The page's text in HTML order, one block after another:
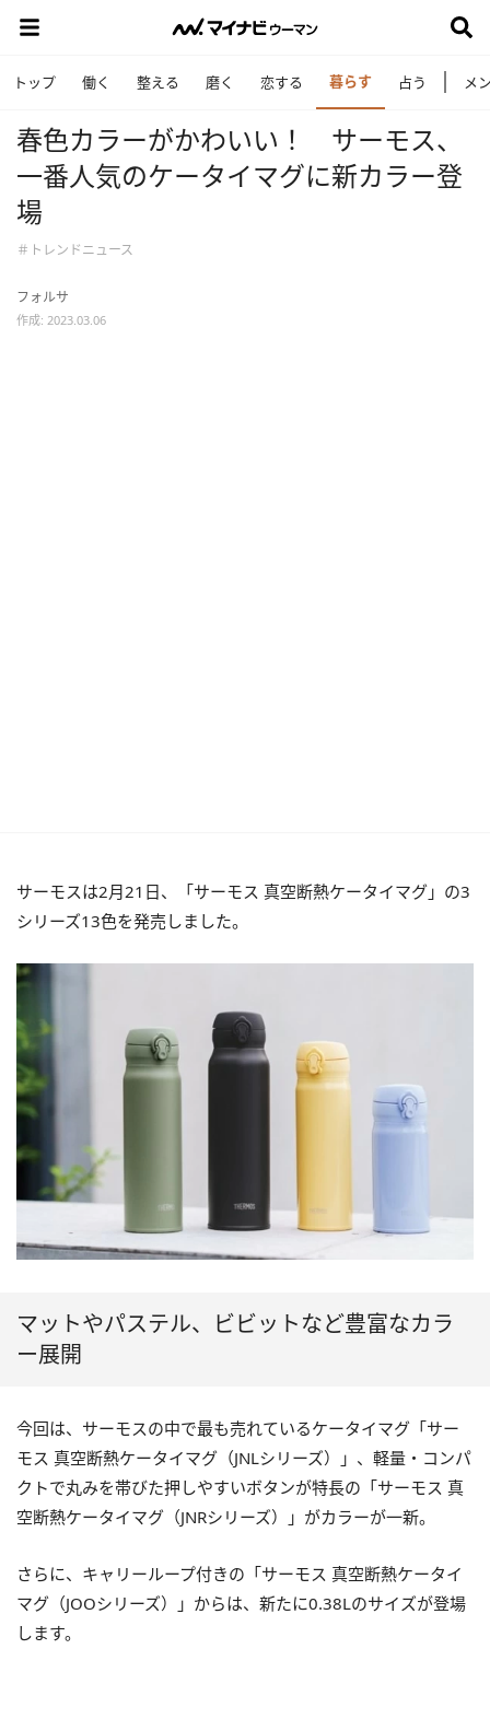
トップ 働く 整える 磨く 恋する 暮らす 占う メ
春色カラーがかわいい！ サーモス、
一番人気のケータイマグに新カラー登
場
＃トレンドニュース
フォルサ
作成: 2023.03.06
サーモスは2月21日、「サーモス 真空断熱ケータイマグ」の3
シリーズ13色を発売しました。
マットやパステル、ビビットなど豊富なカラ
ー展開
今回は、サーモスの中で最も売れているケータイマグ「サー
モス 真空断熱ケータイマグ（JNLシリーズ）」、軽量・コンパ
クトで丸みを帯びた押しやすいボタンが特長の「サーモス 真
空断熱ケータイマグ（JNRシリーズ）」がカラーが一新。
さらに、キャリーループ付きの「サーモス 真空断熱ケータイ
マグ（JOOシリーズ）」からは、新たに0.38Lのサイズが登場
します。